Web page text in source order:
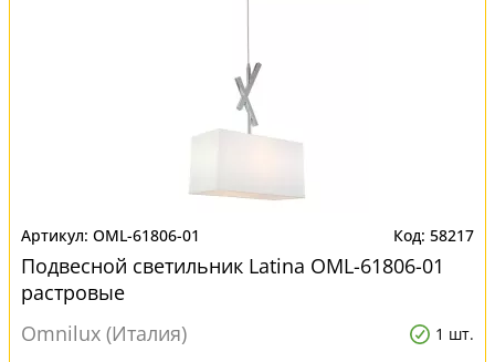
OML-61806-01 58217
Подвесной светильник Latina OML-61806-01
растровые
Omnilux (Италия)
1 шт.